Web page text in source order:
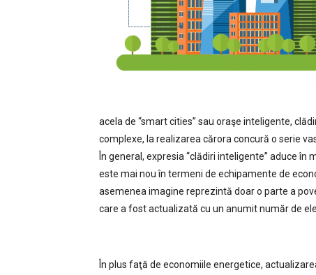
acela de “smart cities” sau oraşe inteligente,
complexe, la realizarea cărora concură o serie
În general, expresia “clădiri inteligente” aduce
este mai nou în termeni de echipamente de
asemenea imagine reprezintă doar o parte a
care a fost actualizată cu un anumit număr de
În plus faţă de economiile energetice,